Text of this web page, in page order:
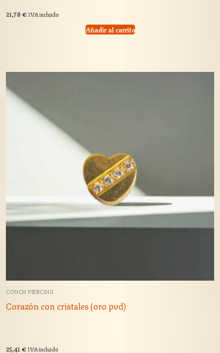
21,78€ IVA incluido
Añadir al carrito
CONCH PIERCING
Corazón con cristales (oro pvd)
25,41€ IVA incluido